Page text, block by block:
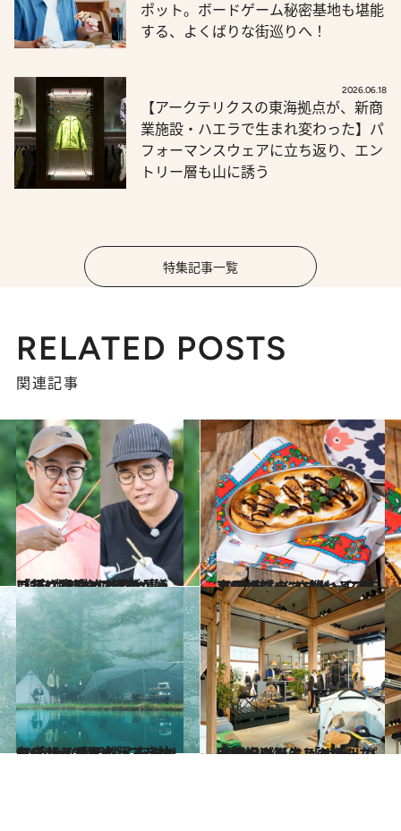
ポット。ボードゲーム秘密基地も堪能
する、よくばりな街巡りへ！
2026.06.18
【アークテリクスの東海拠点が、新商
業施設・ハエラで生まれ変わった】パ
フォーマンスウェアに立ち返り、エン
トリー層も山に誘う
特集記事一覧
RELATED POSTS
関連記事
2023.4.4
「わざわざめんどい事しに行く意味 なくない？」“BBQの紙皿が嫌い”な おぎやはぎがキャンプにハマったワケ
ライフスタイル 2023.4.4
キャンプのコーヒーに最高の相性！“さばいどる”かほなんに教わるスモア風マシュマロトーストレシピ
ライフスタイル
2023.3.30
アウトドアをもっと自由に――。 実用性とモダンなデザインに心躍る and wanderのキャンプシリーズ
ライフスタイル 2023.3.30
【北海道】ファイターズ新球場がある 「ボールパーク」に誕生した ザ・ノース・フェイスの新たな遊び場
ライフスタイル